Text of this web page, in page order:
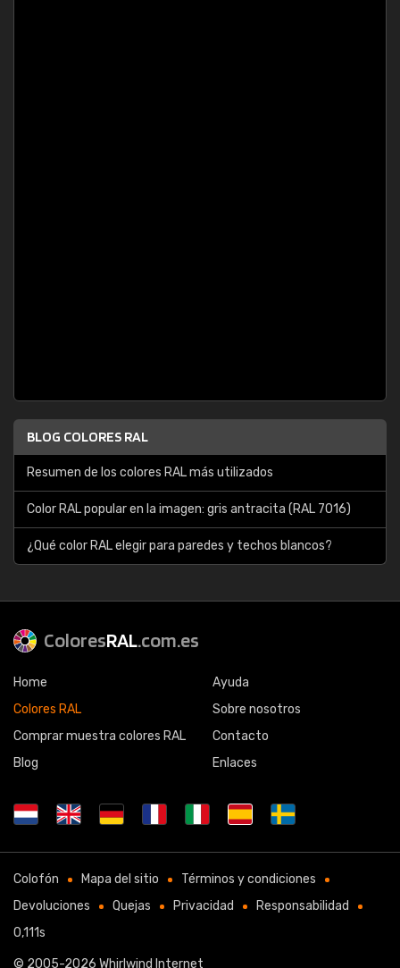
BLOG COLORES RAL
Resumen de los colores RAL más utilizados
Color RAL popular en la imagen: gris antracita (RAL 7016)
¿Qué color RAL elegir para paredes y techos blancos?
ColoresRAL.com.es
Home
Colores RAL
Comprar muestra colores RAL
Blog
Ayuda
Sobre nosotros
Contacto
Enlaces
Colofón Mapa del sitio
Términos y condiciones
Devoluciones
Quejas Privacidad
Responsabilidad
0,111s
© 2005-2026 Whirlwind Internet